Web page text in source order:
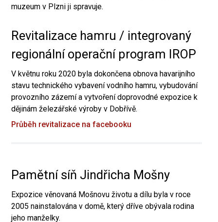
muzeum v Plzni ji spravuje.
Revitalizace hamru / integrovaný
regionální operační program IROP
V květnu roku 2020 byla dokončena obnova havarijního
stavu technického vybavení vodního hamru, vybudování
provozního zázemí a vytvoření doprovodné expozice k
dějinám železářské výroby v Dobřívě.
Průběh revitalizace na facebooku
Pamětní síň Jindřicha Mošny
Expozice věnovaná Mošnovu životu a dílu byla v roce
2005 nainstalována v domě, který dříve obývala rodina
jeho manželky.